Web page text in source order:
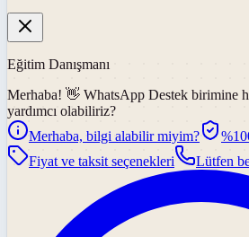
Eğitim Danışmanı
Merhaba! 👋 WhatsApp Destek birimine
yardımcı olabiliriz?
Merhaba, bilgi alabilir miyim?
Fiyat ve taksit seçenekleri
Lütfen